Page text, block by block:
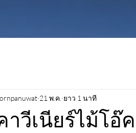
าวีเนียร์ไม้โอ๊
21 พ.ค. ยาว 1 นาที